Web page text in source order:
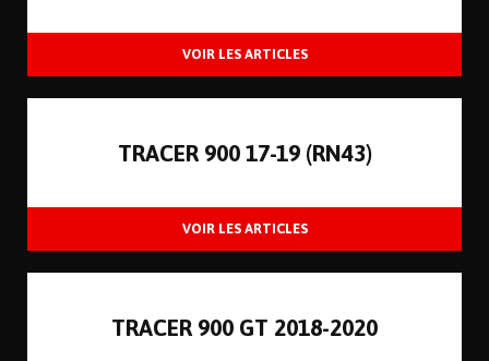
TRACER 900 17-19 (RN43)
TRACER 900 GT 2018-2020